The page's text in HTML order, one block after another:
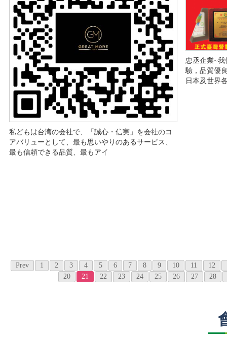
私どもは台湾の会社で、「誠心・信実」を会社のコ
アバリューとして、最も思いやりのあるサービス、
最も信頼できる品質、最もアイ
忠丞企業~
驗，品質優
日本及世界
Prev 1 2 3 4 5 6 7 8 9 10 11 12
20
21 22 23 24 25 26 27 28